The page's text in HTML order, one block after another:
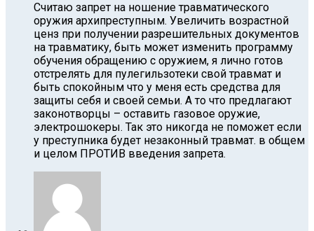
Считаю запрет на ношение травматического
оружия архипреступным. Увеличить возрастной
ценз при получении разрешительных документов
на травматику, быть может изменить программу
обучения обращению с оружием, я лично готов
отстрелять для пулегильзотеки свой травмат и
быть спокойным что у меня есть средства для
защиты себя и своей семьи. А то что предлагают
законотворцы – оставить газовое оружие,
электрошокеры. Так это никогда не поможет если
у преступника будет незаконный травмат. в общем
и целом ПРОТИВ введения запрета.